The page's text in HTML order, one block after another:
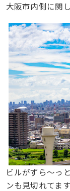
大阪市内側に関
ビルがずら〜っ
ンも見切れてます